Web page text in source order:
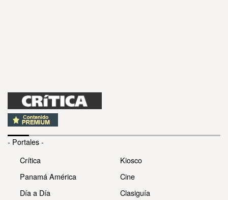
- Portales -
Crítica
Panamá América
Día a Día
Kiosco
Cine
Clasiguía